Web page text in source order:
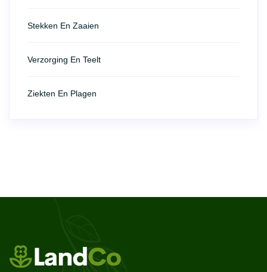
Stekken En Zaaien
Verzorging En Teelt
Ziekten En Plagen